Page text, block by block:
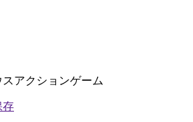
アクションゲーム